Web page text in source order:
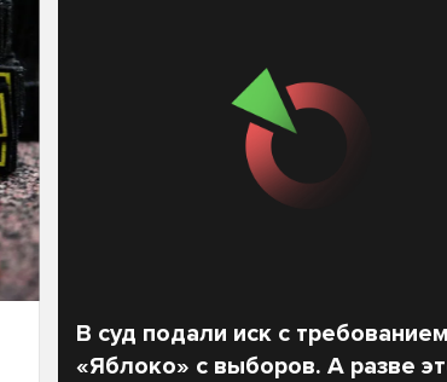
В суд подали иск с
«Яблоко» с выборов. А разве